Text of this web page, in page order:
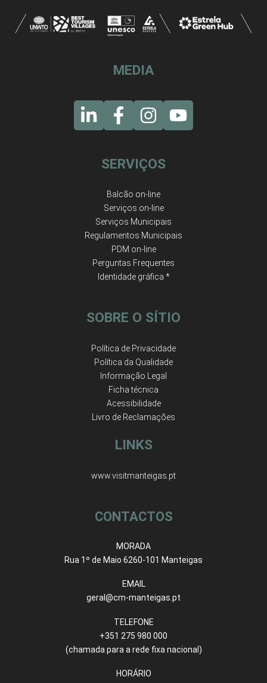
MEDIA
SERVIÇOS
Balcão on-line
Serviços on-line
Serviços Municipais
Regulamentos Municipais
PDM on-line
Perguntas Frequentes
Identidade gráfica *
SOBRE O SÍTIO
Política de Privacidade
Política da Qualidade
Informação Legal
Ficha técnica
Acessibilidade
Livro de Reclamações
LINKS
www.visitmanteigas.pt
CONTACTOS
MORADA
Rua 1º de Maio 6260-101 Manteigas
EMAIL
geral@cm-manteigas.pt
TELEFONE
+351 275 980 000
(chamada para a rede fixa nacional)
HORÁRIO